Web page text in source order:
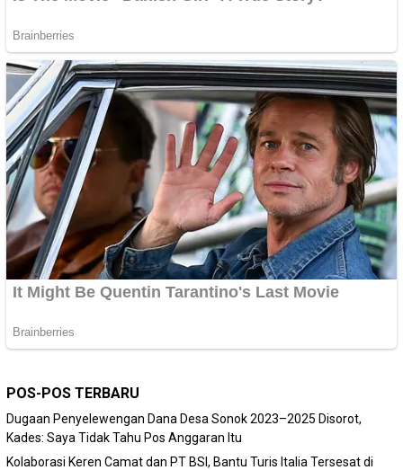
POS-POS TERBARU
Dugaan Penyelewengan Dana Desa Sonok 2023–2025 Disorot,
Kades: Saya Tidak Tahu Pos Anggaran Itu
Kolaborasi Keren Camat dan PT BSI, Bantu Turis Italia Tersesat di